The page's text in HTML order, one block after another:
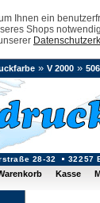
Ihnen ein
Shops
28-32 32257
» V 2000 »
Kasse